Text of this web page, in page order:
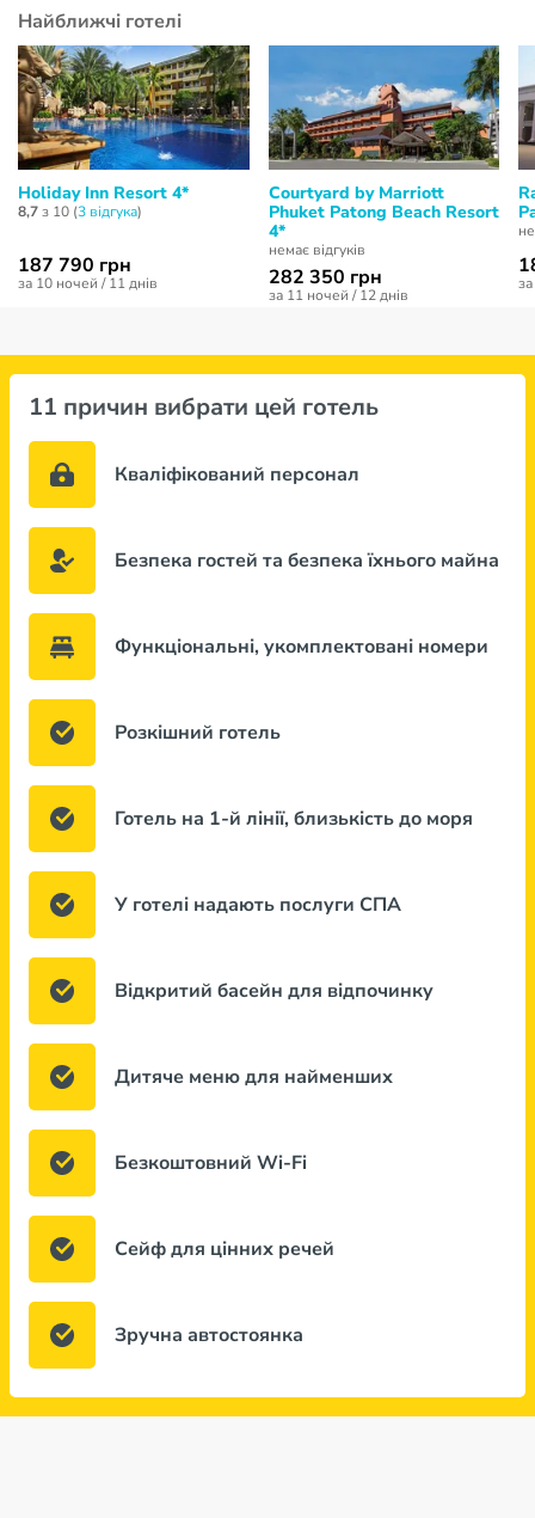
Найближчі готелі
Holiday Inn Resort 4*
8,7з 10 (3 відгукa)
187 790 грн
за 10 ночей / 11 днів
Courtyard by Marriott
Phuket Patong Beach Resort
4*
немає відгуків
282 350 грн
за 11 ночей / 12 днів
11 причин вибрати цей готель
Кваліфікований персонал
Безпека гостей та безпека їхнього майна
Функціональні, укомплектовані номери
Розкішний готель
Готель на 1-й лінії, близькість до моря
У готелі надають послуги СПА
Відкритий басейн для відпочинку
Дитяче меню для найменших
Безкоштовний Wi-Fi
Сейф для цінних речей
Зручна автостоянка